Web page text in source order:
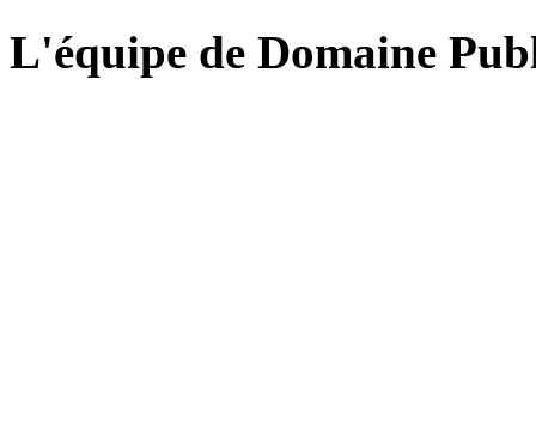
L'équipe de Domaine